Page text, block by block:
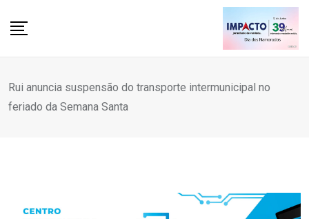
Rui anuncia suspensão do transporte intermunicipal no
feriado da Semana Santa